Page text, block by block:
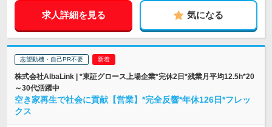
求人詳細を見る 気になる
志望動機・自己PR不要
株式会社AlbaLink | *東証グロース上場企業*完休2日*残業月平均12.5h*20
～30代活躍中
空き家再生で社会に貢献【営業】*完全反響*年休126日*フレッ
クス